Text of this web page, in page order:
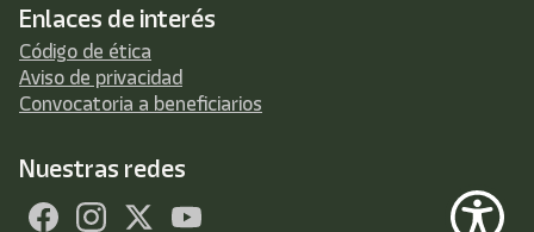
Enlaces de interés
Código de ética
Aviso de privacidad
Convocatoria a beneficiarios
Nuestras redes